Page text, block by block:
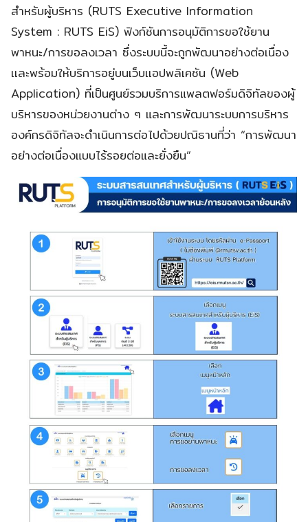
สำหรับผู้บริหาร (RUTS Executive Information
System : RUTS EiS) ฟังก์ชันการอนุมัติการขอใช้ยาน
พาหนะ/การขอลงเวลา ซึ่งระบบนี้จะถูกพัฒนาอย่างต่อเนื่อง
เเละพร้อมให้บริการอยู่บนเว็บเเอปพลิเคชัน (Web
Application) ที่เป็นศูนย์รวมบริการแพลตฟอร์มดิจิทัลของผู้
บริหารของหน่วยงานต่าง ๆ และการพัฒนาระบบการบริหาร
องค์กรดิจิทัลจะดำเนินการต่อไปด้วยปณิธานที่ว่า “การพัฒนา
อย่างต่อเนื่องแบบไร้รอยต่อและยั่งยืน”